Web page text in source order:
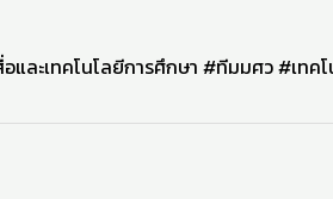
และเทคโนโลยีการศึกษา #ทีมมศว#เทค